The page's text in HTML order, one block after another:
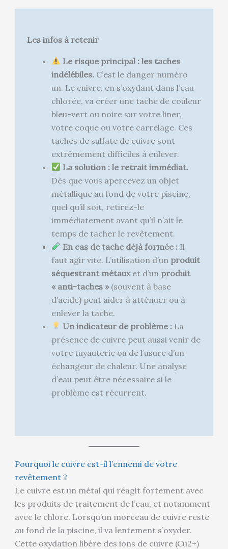
Les infos à retenir
Le risque principal : les taches
indélébiles.C’est le danger numéro
un. Le cuivre, en s’oxydant dans l’eau
chlorée, va créer une tache de couleur
bleu-vert ou noire sur votre liner,
votre coque ou votre carrelage. Ces
taches de sulfate de cuivre sont
extrêmement difficiles à enlever.
La solution : le retrait immédiat.
Dès que vous apercevez un objet
métallique au fond de votre piscine,
quel qu’il soit, retirez-le
immédiatement avant qu’il n’ait le
temps de tacher le revêtement.
En cas de tache déjà formée :Il
faut agir vite. L’utilisation d’un produit
séquestrant métauxet d’un produit
« anti-taches »(souvent à base
d’acide) peut aider à atténuer ou à
enlever la tache.
Un indicateur de problème :La
présence de cuivre peut aussi venir de
votre tuyauterie ou de l’usure d’un
échangeur de chaleur. Une analyse
d’eau peut être nécessaire si le
problème est récurrent.
Pourquoi le cuivre est-il l’ennemi de votre
revêtement ?
Le cuivre est un métal qui réagit fortement avec
les produits de traitement de l’eau, et notamment
avec le chlore. Lorsqu’un morceau de cuivre reste
au fond de la piscine, il va lentement s’oxyder.
Cette oxydation libère des ions de cuivre (Cu2+)